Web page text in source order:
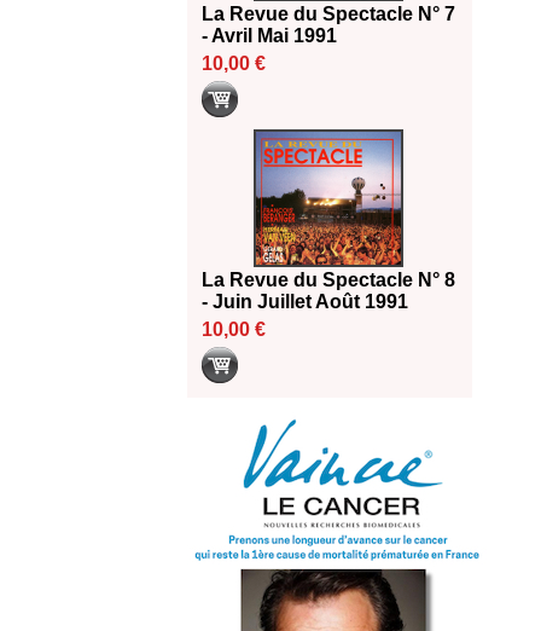
La Revue du Spectacle N° 7
- Avril Mai 1991
10,00 €
La Revue du Spectacle N° 8
- Juin Juillet Août 1991
10,00 €